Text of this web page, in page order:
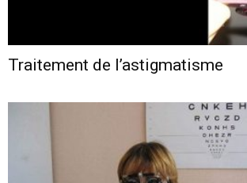
Traitement de l’astigmatisme